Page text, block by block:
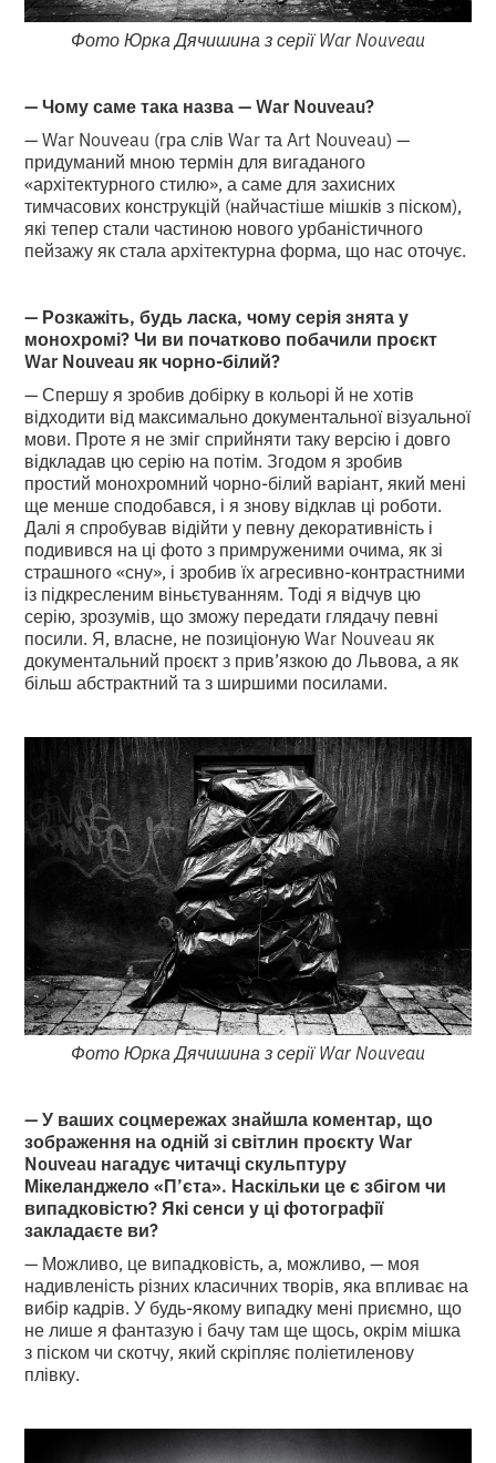
Фото Юрка Дячишина з серії War Nouveau
— Чому саме така назва — War Nouveau?
— War Nouveau (гра слів War та Art Nouveau) —
придуманий мною термін для вигаданого
«архітектурного стилю», а саме для захисних
тимчасових конструкцій (найчастіше мішків з піском),
які тепер стали частиною нового урбаністичного
пейзажу як стала архітектурна форма, що нас оточує.
— Розкажіть, будь ласка, чому серія знята у
монохромі? Чи ви початково побачили проєкт
War Nouveau як чорно-білий?
— Спершу я зробив добірку в кольорі й не хотів
відходити від максимально документальної візуальної
мови. Проте я не зміг сприйняти таку версію і довго
відкладав цю серію на потім. Згодом я зробив
простий монохромний чорно-білий варіант, який мені
ще менше сподобався, і я знову відклав ці роботи.
Далі я спробував відійти у певну декоративність і
подивився на ці фото з примруженими очима, як зі
страшного «сну», і зробив їх агресивно-контрастними
із підкресленим віньєтуванням. Тоді я відчув цю
серію, зрозумів, що зможу передати глядачу певні
посили. Я, власне, не позиціоную War Nouveau як
документальний проєкт з прив’язкою до Львова, а як
більш абстрактний та з ширшими посилами.
Фото Юрка Дячишина з серії War Nouveau
— У ваших соцмережах знайшла коментар, що
зображення на одній зі світлин проєкту War
Nouveau нагадує читачці скульптуру
Мікеланджело «П’єта». Наскільки це є збігом чи
випадковістю? Які сенси у ці фотографії
закладаєте ви?
— Можливо, це випадковість, а, можливо, — моя
надивленість різних класичних творів, яка впливає на
вибір кадрів. У будь-якому випадку мені приємно, що
не лише я фантазую і бачу там ще щось, окрім мішка
з піском чи скотчу, який скріпляє поліетиленову
плівку.